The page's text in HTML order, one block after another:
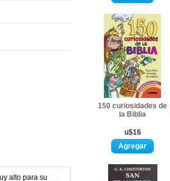
150 curiosidades de
la Biblia
u$16
alto para su